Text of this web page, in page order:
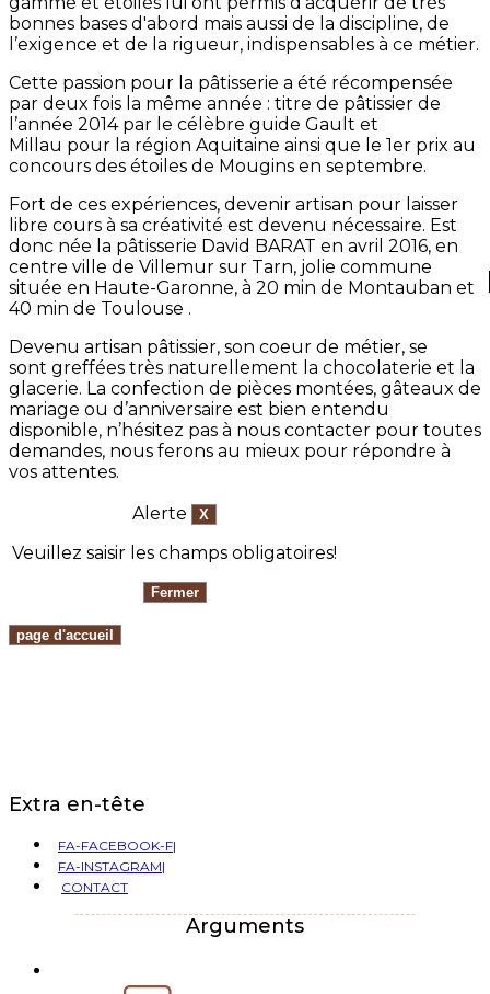
bonnes bases d'abord mais aussi de la discipline, de
l’exigence et de la rigueur, indispensables à ce métier.
Cette passion pour la pâtisserie a été récompensée
par deux fois la même année : titre de pâtissier de
l’année 2014 par le célèbre guide Gault et
Millau pour la région Aquitaine ainsi que le 1er prix au
concours des étoiles de Mougins en septembre.
Fort de ces expériences, devenir artisan pour laisser
libre cours à sa créativité est devenu nécessaire. Est
donc née la pâtisserie David BARAT en avril 2016, en
centre ville de Villemur sur Tarn, jolie commune
située en Haute-Garonne, à 20 min de Montauban et
40 min de Toulouse .
Devenu artisan pâtissier, son coeur de métier, se
sont greffées très naturellement la chocolaterie et la
glacerie. La confection de pièces montées, gâteaux de
mariage ou d’anniversaire est bien entendu
disponible, n’hésitez pas à nous contacter pour toutes
demandes, nous ferons au mieux pour répondre à
vos attentes.
Alerte
Veuillez saisir les champs obligatoires!
Extra en-tête
FA-FACEBOOK-F|
FA-INSTAGRAM|
CONTACT
Arguments